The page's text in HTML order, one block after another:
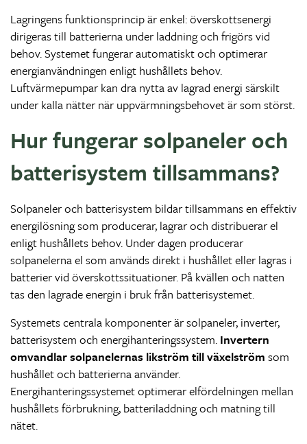
Lagringens funktionsprincip är enkel: överskottsenergi
dirigeras till batterierna under laddning och frigörs vid
behov. Systemet fungerar automatiskt och optimerar
energianvändningen enligt hushållets behov.
Luftvärmepumpar kan dra nytta av lagrad energi särskilt
under kalla nätter när uppvärmningsbehovet är som störst.
Hur fungerar solpaneler och
batterisystem tillsammans?
Solpaneler och batterisystem bildar tillsammans en effektiv
energilösning som producerar, lagrar och distribuerar el
enligt hushållets behov. Under dagen producerar
solpanelerna el som används direkt i hushållet eller lagras i
batterier vid överskottssituationer. På kvällen och natten
tas den lagrade energin i bruk från batterisystemet.
Systemets centrala komponenter är solpaneler, inverter,
batterisystem och energihanteringssystem. Invertern
omvandlar solpanelernas likström till växelström som
hushållet och batterierna använder.
Energihanteringssystemet optimerar elfördelningen mellan
hushållets förbrukning, batteriladdning och matning till
nätet.